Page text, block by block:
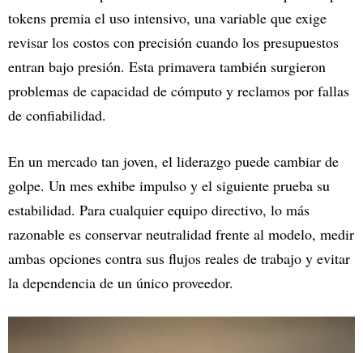
tokens premia el uso intensivo, una variable que exige
revisar los costos con precisión cuando los presupuestos
entran bajo presión. Esta primavera también surgieron
problemas de capacidad de cómputo y reclamos por fallas
de confiabilidad.
En un mercado tan joven, el liderazgo puede cambiar de
golpe. Un mes exhibe impulso y el siguiente prueba su
estabilidad. Para cualquier equipo directivo, lo más
razonable es conservar neutralidad frente al modelo, medir
ambas opciones contra sus flujos reales de trabajo y evitar
la dependencia de un único proveedor.